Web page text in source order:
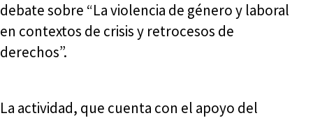
debate sobre “La violencia de género y laboral
en contextos de crisis y retrocesos de
derechos”.
La actividad, que cuenta con el apoyo del